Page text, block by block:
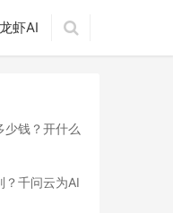
虾AI
少钱？开什么
？千问云为AI